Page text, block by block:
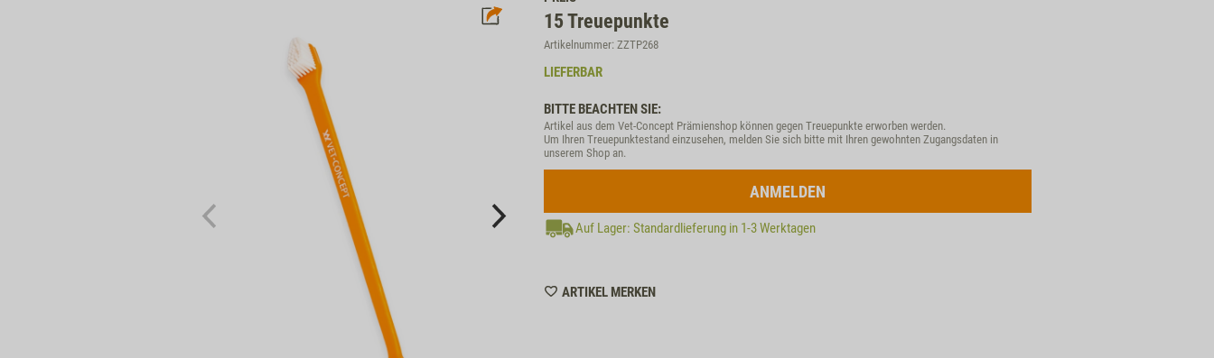
15 Treuepunkte
Artikelnummer: ZZTP268
LIEFERBAR
BITTE BEACHTEN SIE:
Artikel aus dem Vet-Concept Prämienshop können gegen Treuepunkte erworben werden.
Um Ihren Treuepunktestand einzusehen, melden Sie sich bitte mit Ihren gewohnten Zugangsdaten in
unserem Shop an.
ANMELDEN
Auf Lager: Standardlieferung in 1-3 Werktagen
ARTIKEL MERKENWISHLIST